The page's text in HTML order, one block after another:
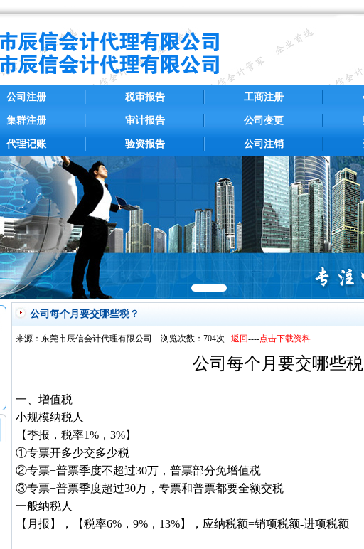
公司注册
集群注册
代理记账
税审报告
审计报告
验资报告
工商注册
公司变更
公司注销
公司每个月要交哪些税？
来源：东莞市辰信会计代理有限公司 浏览次数：704次 返回----点击下载资料
公司每个月要交哪些
一、增值税
小规模纳税人
【季报，税率1%，3%】
①专票开多少交多少税
②专票+普票季度不超过30万，普票部分免增值税
③专票+普票季度超过30万，专票和普票都要全额交税
一般纳税人
【月报】，【税率6%，9%，13%】，应纳税额=销项税额-进项税额